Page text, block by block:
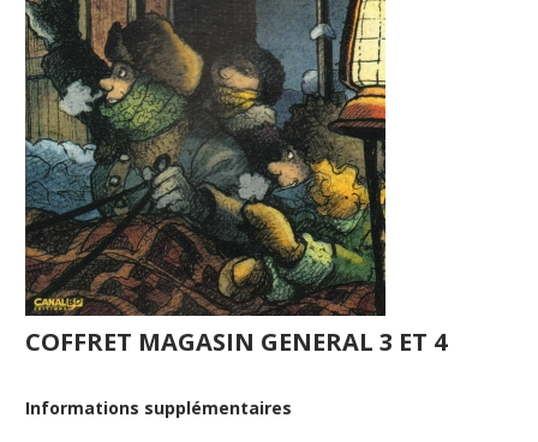
COFFRET MAGASIN GENERAL 3 ET 4
Informations supplémentaires